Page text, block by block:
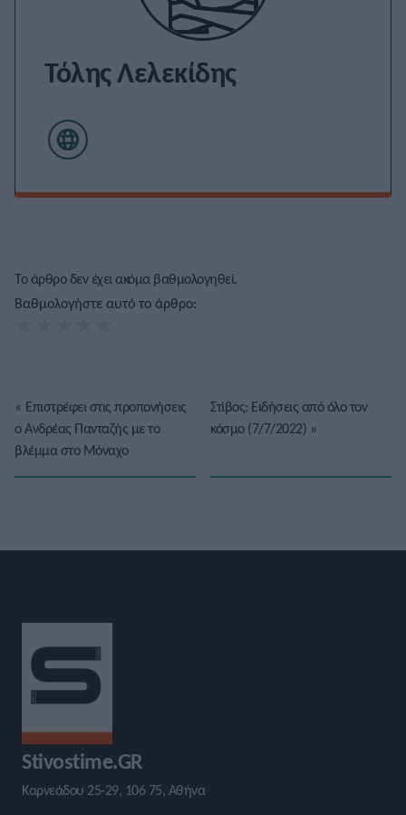
Τόλης Λελεκίδης
Το άρθρο δεν έχει ακόμα βαθμολογηθεί.
Βαθμολογήστε αυτό το άρθρο:
« Επιστρέφει στις προπονήσεις
ο Ανδρέας Πανταζής με το
βλέμμα στο Μόναχο
Στίβος: Ειδήσεις από όλο τον
κόσμο (7/7/2022) »
Stivostime.GR
Καρνεάδου 25-29, 106 75, Αθήνα